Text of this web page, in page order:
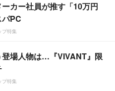
ーカー社員が推す「10万円
PC
プ特集
登場人物は…『VIVANT』限
プ特集